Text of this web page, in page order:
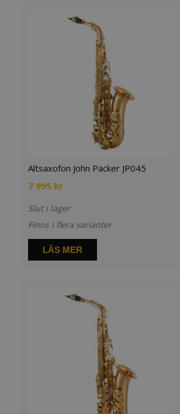
Altsaxofon John Packer JP045
7 995 kr
Slut i lager
Finns i flera varianter
LÄS MER